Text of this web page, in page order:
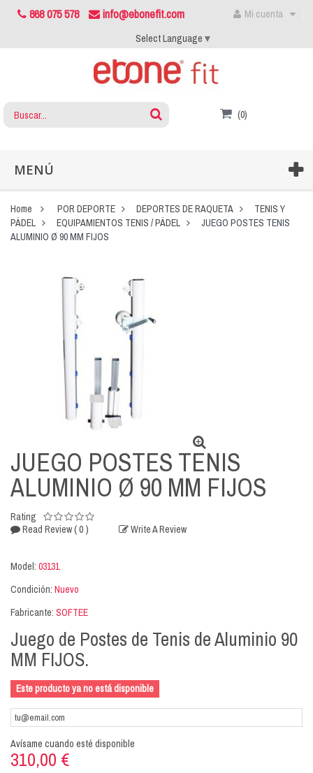
868 075 578 info@ebonefit.com
Mi cuenta
Select Language ▼
(0)
MENÚ
Home POR DEPORTE DEPORTES DE RAQUETA
TENIS Y
PÁDEL
EQUIPAMIENTOS TENIS / PÁDEL
JUEGO POSTES TENIS
ALUMINIO Ø 90 MM FIJOS
JUEGO POSTES TENIS
ALUMINIO Ø 90 MM FIJOS
Rating
Read Review( 0 ) Write A Review
Model: 03131
Condición: Nuevo
Fabricante: SOFTEE
Juego de Postes de Tenis de Aluminio 90
MM FIJOS.
Este producto ya no está disponible
Avísame cuando esté disponible
310,00 €